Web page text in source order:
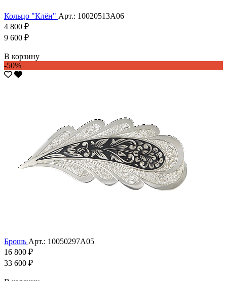
Кольцо "Клён" Арт.: 10020513А06
4 800 ₽
9 600 ₽
В корзину
-50%
Брошь Арт.: 10050297А05
16 800 ₽
33 600 ₽